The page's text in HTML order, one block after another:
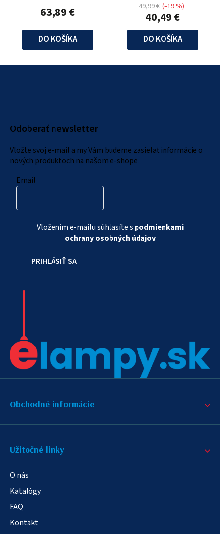
63,89 €
DO KOŠÍKA
40,49 €
49,99 € (–19 %)
DO KOŠÍKA
Odoberať newsletter
Vložte svoj e-mail a my Vám budeme zasielať informácie o
nových produktoch na našom e-shope.
Email
Vložením e-mailu súhlasíte s podmienkami
ochrany osobných údajov
PRIHLÁSIŤ SA
Obchodné informácie
Užitočné linky
O nás
Katalógy
FAQ
Kontakt